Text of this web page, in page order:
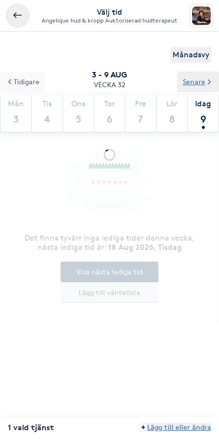
Välj tid
Angelique hud & kropp Auktoriserad hudterapeut
Månadsvy
3 - 9 AUG
VECKA 32
Mån
3
Tis
4
Ons
5
Tor
6
Fre
7
Lör
8
Idag
9
Tidigare Senare
Det finns tyvärr inga lediga tider denna vecka,
nästa lediga tid är: 18 Aug 2026, Tisdag
Lägg till väntelista
Visa nästa lediga tid
1 vald tjänst Lägg till eller ändra